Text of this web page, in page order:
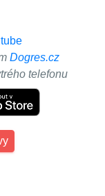
Dogres.cz
telefonu